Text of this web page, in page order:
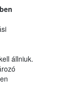
állniuk.